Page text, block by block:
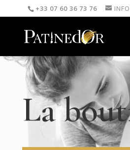
+33 07 60 36 73 76
La